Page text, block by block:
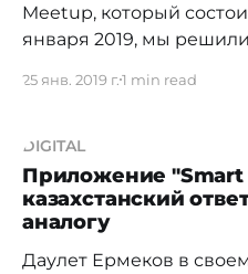
Meetup, который
января 2019, мы
соорганизатору ProductTank
продуктовое
уже 9 лет объединяет
миру. Первым и пока
25 янв. 2019 г.1 min read
DIGITAL
Приложение "Smart
казахстанский
аналогу
Даулет Ермеков в